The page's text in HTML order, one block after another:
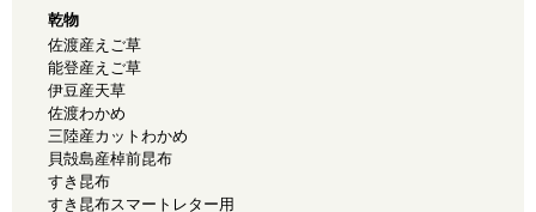
乾物
佐渡産えご草
能登産えご草
伊豆産天草
佐渡わかめ
三陸産カットわかめ
貝殻島産棹前昆布
すき昆布
すき昆布スマートレター用